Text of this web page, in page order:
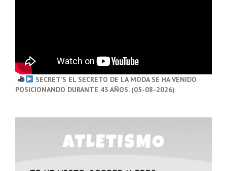
SECRET’S EL SECRETO DE LA MODA SE HA VENIDO
POSICIONANDO DURANTE 43 AÑOS. (05-08-2026)